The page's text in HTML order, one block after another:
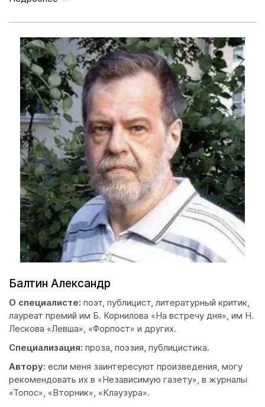
Балтин Александр
О специалисте: поэт, публицист, литературный критик,
лауреат премий им Б. Корнилова «На встречу дня», им Н.
Лескова «Левша», «Форпост» и других.
Специализация: проза, поэзия, публицистика.
Автору: если меня заинтересуют произведения, могу
рекомендовать их в «Независимую газету», в журналы
«Топос», «Вторник», «Клаузура».